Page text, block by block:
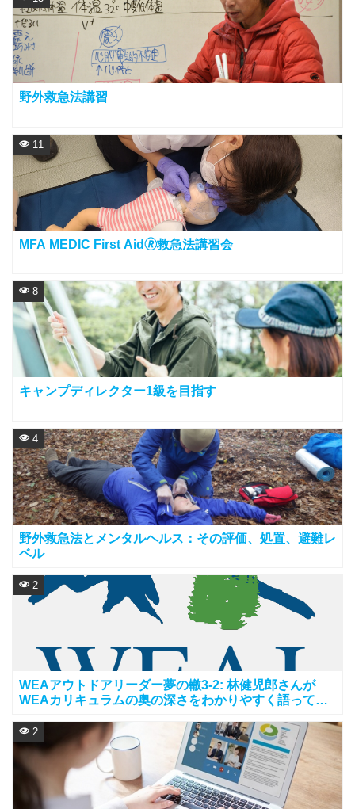
野外救急法講習
MFA MEDIC First Aid🄬救急法講習会
11
キャンプディレクター1級を目指す
8
野外救急法とメンタルヘルス：その評価、処置、避難レ
ベル
4
WEAアウトドアリーダー夢の轍3-2: 林健児郎さんが
WEAカリキュラムの奥の深さをわかりやすく語ってく
2
2